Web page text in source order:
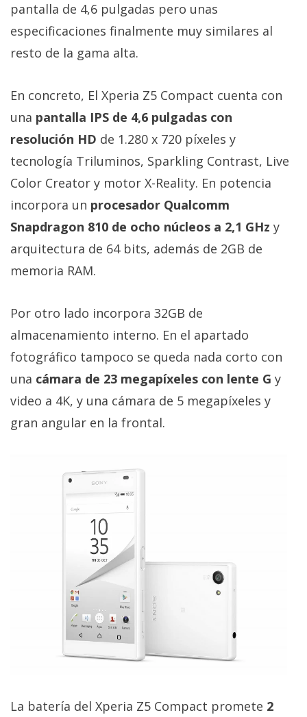
+
Más
temas
Sorteos
Foros
Contacto
/
Sobre
nosotros
/
Publicidad
/
opciones
de
privacidad
/
Aviso
El medio de
reservados.
pantalla de 4,6 pulgadas pero unas
especificaciones finalmente muy similares al
resto de la gama alta.
En concreto, El Xperia Z5 Compact cuenta con
una pantalla IPS de 4,6 pulgadas con
resolución HD de 1.280 x 720 píxeles y
tecnología Triluminos, Sparkling Contrast, Live
Color Creator y motor X-Reality. En potencia
incorpora un procesador Qualcomm
Snapdragon 810 de ocho núcleos a 2,1 GHz y
arquitectura de 64 bits, además de 2GB de
memoria RAM.
Por otro lado incorpora 32GB de
almacenamiento interno. En el apartado
fotográfico tampoco se queda nada corto con
una cámara de 23 megapíxeles con lente G y
video a 4K, y una cámara de 5 megapíxeles y
gran angular en la frontal.
La batería del Xperia Z5 Compact promete 2